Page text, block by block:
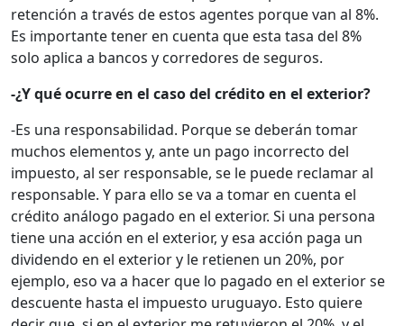
retención a través de estos agentes porque van al 8%.
Es importante tener en cuenta que esta tasa del 8%
solo aplica a bancos y corredores de seguros.
-¿Y qué ocurre en el caso del crédito en el exterior?
-Es una responsabilidad. Porque se deberán tomar
muchos elementos y, ante un pago incorrecto del
impuesto, al ser responsable, se le puede reclamar al
responsable. Y para ello se va a tomar en cuenta el
crédito análogo pagado en el exterior. Si una persona
tiene una acción en el exterior, y esa acción paga un
dividendo en el exterior y le retienen un 20%, por
ejemplo, eso va a hacer que lo pagado en el exterior se
descuente hasta el impuesto uruguayo. Esto quiere